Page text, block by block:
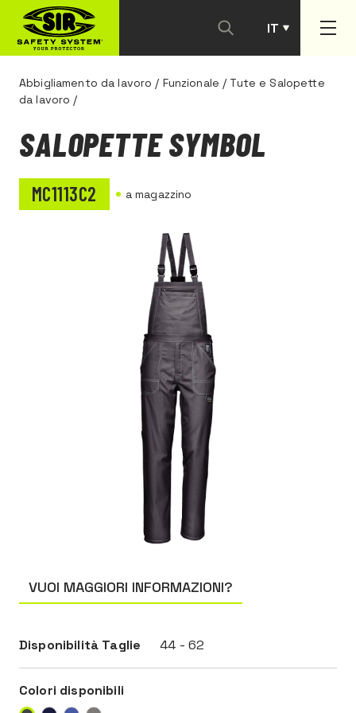
IT
PT
Abbigliamento da lavoro / Funzionale / Tute e Salopette
da lavoro /
VUOI MAGGIORI INFORMAZIONI?
Disponibilità Taglie 44 - 62
Colori disponibili
SALOPETTE SYMBOL
MC1113C2 a magazzino